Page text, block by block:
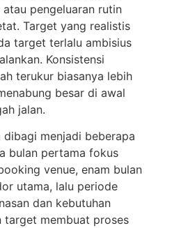
pengeluaran rutin
Target yang realistis
target terlalu ambisius
Konsistensi
terukur biasanya lebih
besar di awal
jalan.
menjadi beberapa
bulan pertama fokus
venue, enam bulan
utama, lalu periode
dan kebutuhan
target membuat proses